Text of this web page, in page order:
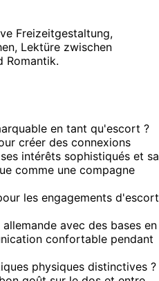
Freizeitgestaltung,
Lektüre zwischen
Romantik.
en tant qu'escort ?
créer des connexions
intérêts sophistiqués et sa
comme une compagne
les engagements d'escort
avec des bases en
confortable pendant
physiques distinctives ?